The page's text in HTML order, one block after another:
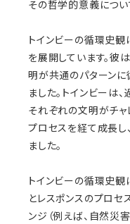
その哲学的意義につい
トインビーの循環史
を展開しています。彼
明が共通のパターンに
ました。トインビーは
それぞれの文明がチャ
プロセスを経て成長し
ました。
トインビーの循環史観
とレスポンスのプロセ
ンジ（例えば、自然災